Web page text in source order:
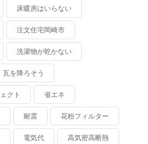
床暖房はいらない
注文住宅岡崎市
洗濯物が乾かない
瓦を降ろそう
クト 省エネ
耐震 花粉フィルター
電気代 高気密高断熱